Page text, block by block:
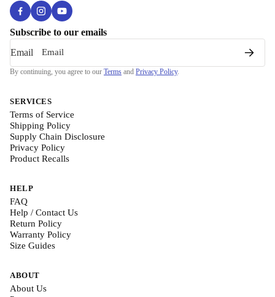
Subscribe to our emails
Email
By continuing, you agree to our Terms and Privacy Policy.
SERVICES
Terms of Service
Shipping Policy
Supply Chain Disclosure
Privacy Policy
Product Recalls
HELP
FAQ
Help / Contact Us
Return Policy
Warranty Policy
Size Guides
ABOUT
About Us